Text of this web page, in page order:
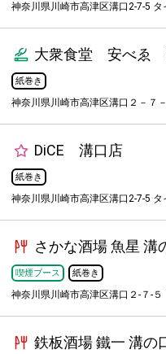
神奈川県川崎市高津区溝口2-7-5
大衆食堂 安べゑ
紙巻き
神奈川県川崎市高津区溝口２－７
DiCE 溝口店
紙巻き
神奈川県川崎市高津区溝口2-7-5
さかな酒場 魚星 溝
喫煙ブース 紙巻き
神奈川県川崎市高津区溝口２-７-５
鉄板酒場 鐵一 溝の